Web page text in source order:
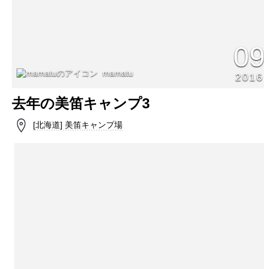
mamatu 2016
去年の美笛キャンプ3
[北海道] 美笛キャンプ場